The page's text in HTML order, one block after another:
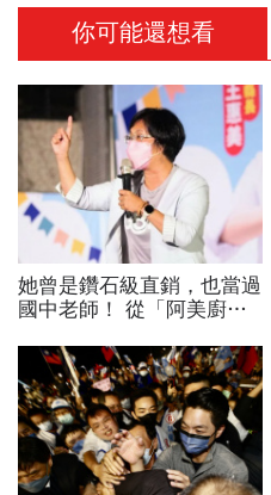
你可能還想看
她曾是鑽石級直銷，也當過
國中老師！ 從「阿美廚
她「賣彰化」能創造上億商
機？